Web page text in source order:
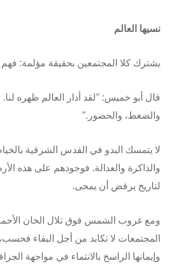
نسيها العالم
يشترك كلا المجتمعين بحقيقة مؤلمة:
قال أبو خميس: "لقد أدار العالم ظهره لنا.
والضغط، والحضور."
لا يتمسك البدو في القدس الشرقية
والذاكرة والعدالة. فوجودهم على هذه
لتاريخ يرفض أن يمحى.
ومع غروب الشمس فوق تلال الخان
المجتمعات لا تكابد من أجل البقاء
وإيمانها الراسخ بالانتماء في مواجهة